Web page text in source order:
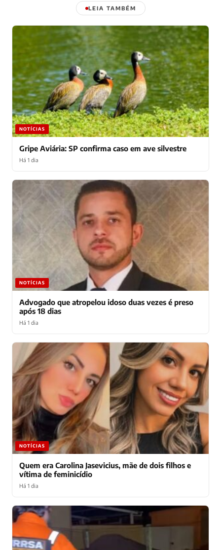
LEIA TAMBÉM
NOTÍCIAS
Gripe Aviária: SP confirma caso em ave silvestre
Há 1 dia
NOTÍCIAS
Advogado que atropelou idoso duas vezes é preso
após 18 dias
Há 1 dia
NOTÍCIAS
Quem era Carolina Jasevicius, mãe de dois filhos e
vítima de feminicídio
Há 1 dia